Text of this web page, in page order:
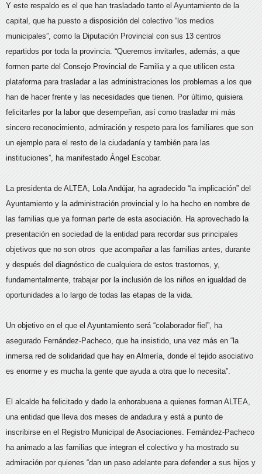
Y este respaldo es el que han trasladado tanto el Ayuntamiento de la
capital, que ha puesto a disposición del colectivo “los medios
municipales”, como la Diputación Provincial con sus 13 centros
repartidos por toda la provincia. “Queremos invitarles, además, a que
formen parte del Consejo Provincial de Familia y a que utilicen esta
plataforma para trasladar a las administraciones los problemas a los que
han de hacer frente y las necesidades que tienen. Por último, quisiera
felicitarles por la labor que desempeñan, así como trasladar mi más
sincero reconocimiento, admiración y respeto para los familiares que son
un ejemplo para el resto de la ciudadanía y también para las
instituciones”, ha manifestado Ángel Escobar.
La presidenta de ALTEA, Lola Andújar, ha agradecido “la implicación” del
Ayuntamiento y la administración provincial y lo ha hecho en nombre de
las familias que ya forman parte de esta asociación. Ha aprovechado la
presentación en sociedad de la entidad para recordar sus principales
objetivos que no son otros que acompañar a las familias antes, durante
y después del diagnóstico de cualquiera de estos trastornos, y,
fundamentalmente, trabajar por la inclusión de los niños en igualdad de
oportunidades a lo largo de todas las etapas de la vida.
Un objetivo en el que el Ayuntamiento será “colaborador fiel”, ha
asegurado Fernández-Pacheco, que ha insistido, una vez más en “la
inmersa red de solidaridad que hay en Almería, donde el tejido asociativo
es enorme y es mucha la gente que ayuda a otra que lo necesita”.
El alcalde ha felicitado y dado la enhorabuena a quienes forman ALTEA,
una entidad que lleva dos meses de andadura y está a punto de
inscribirse en el Registro Municipal de Asociaciones. Fernández-Pacheco
ha animado a las familias que integran el colectivo y ha mostrado su
admiración por quienes “dan un paso adelante para defender a sus hijos y